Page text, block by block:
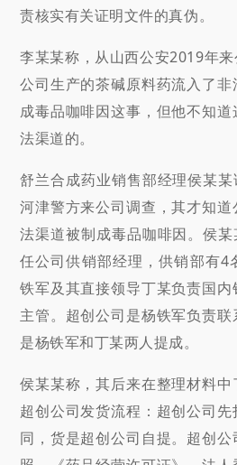
责核实有关证明文件的真伪。
李某某称，从山西公安2019年
公司生产的茶碱原料药流入了
成毒品咖啡因这事，但他不知
法渠道的。
舒兰合成药业销售部经理侯某某
河津警方来公司调查，其才知
法渠道被制成毒品咖啡因。侯
任公司供销部经理，供销部有4
铁军及其直接领导丁某负责国
主管。超创公司是杨铁军负责
是杨铁军和丁某两人提成。
侯某某称，其后来在整理材料
超创公司发货流程：超创公司
同，货是超创公司自提。超创